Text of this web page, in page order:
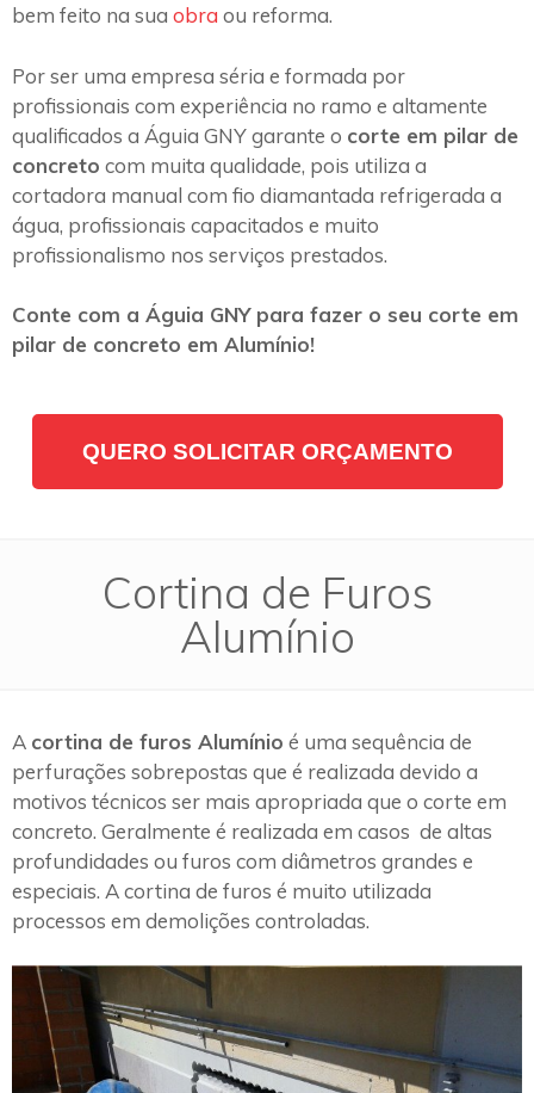
bem feito na sua obra ou reforma.
Por ser uma empresa séria e formada por
profissionais com experiência no ramo e altamente
qualificados a Águia GNY garante o corte em pilar de
concreto com muita qualidade, pois utiliza a
cortadora manual com fio diamantada refrigerada a
água, profissionais capacitados e muito
profissionalismo nos serviços prestados.
Conte com a Águia GNY para fazer o seu corte em
pilar de concreto em Alumínio!
QUERO SOLICITAR ORÇAMENTO
Cortina de Furos
Alumínio
A cortina de furos Alumínio é uma sequência de
perfurações sobrepostas que é realizada devido a
motivos técnicos ser mais apropriada que o corte em
concreto. Geralmente é realizada em casos de altas
profundidades ou furos com diâmetros grandes e
especiais. A cortina de furos é muito utilizada
processos em demolições controladas.